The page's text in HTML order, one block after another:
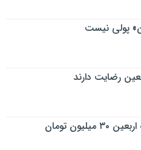
پولی نیست
رضایت دارند
تومان